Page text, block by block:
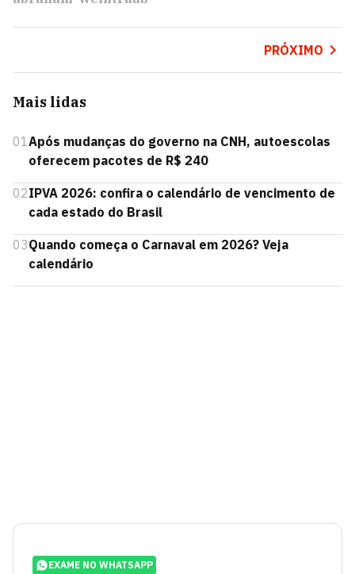
PRÓXIMO
Mais lidas
01Após mudanças do governo na CNH, autoescolas
oferecem pacotes de R$ 240
02IPVA 2026: confira o calendário de vencimento de
cada estado do Brasil
03Quando começa o Carnaval em 2026? Veja
calendário
EXAME NO WHATSAPP